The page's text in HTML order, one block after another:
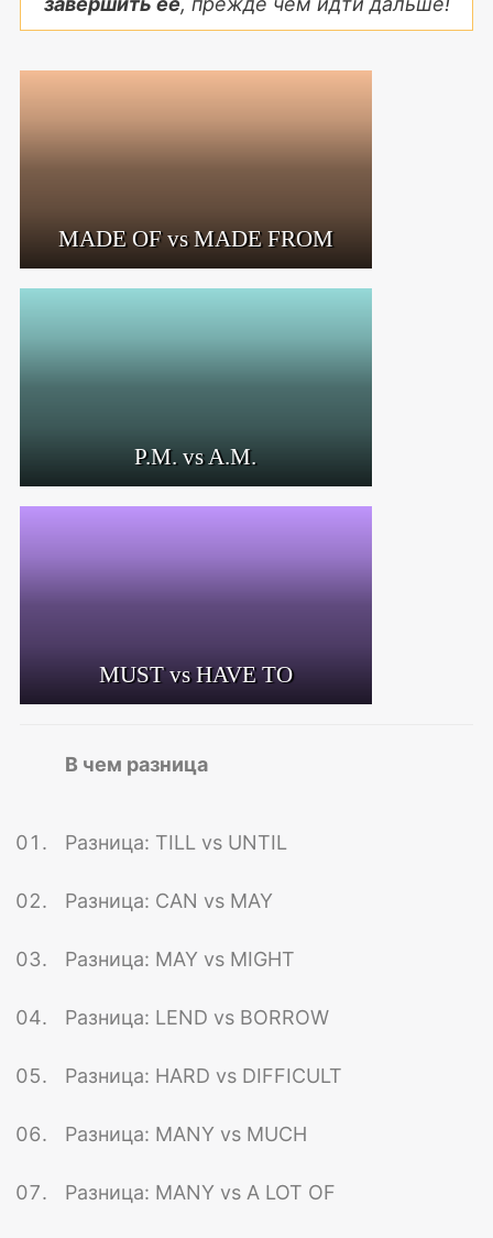
MADE OF vs MADE FROM
P.M. vs A.M.
MUST vs HAVE TO
В чем разница
Разница: TILL vs UNTIL
Разница: CAN vs MAY
Разница: MAY vs MIGHT
Разница: LEND vs BORROW
Разница: HARD vs DIFFICULT
Разница: MANY vs MUCH
Разница: MANY vs A LOT OF